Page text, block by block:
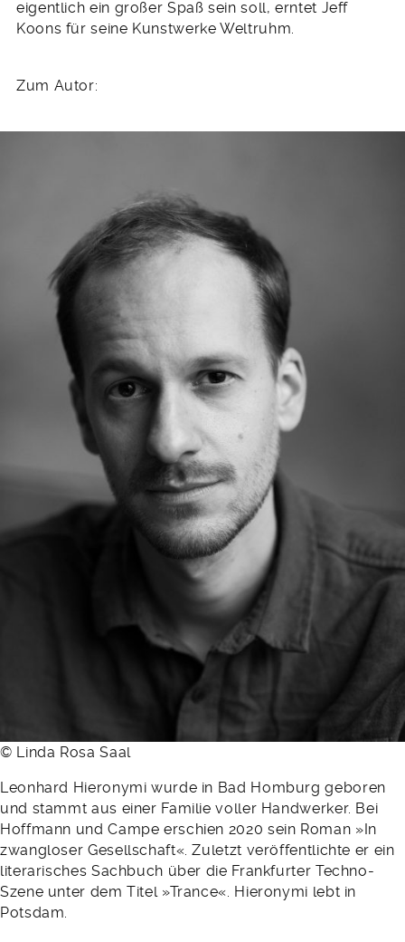
eigentlich ein großer Spaß sein soll, erntet Jeff
Koons für seine Kunstwerke Weltruhm.
Zum Autor:
© Linda Rosa Saal
Leonhard Hieronymi wurde in Bad Homburg geboren
und stammt aus einer Familie voller Handwerker. Bei
Hoffmann und Campe erschien 2020 sein Roman »In
zwangloser Gesellschaft«. Zuletzt veröffentlichte er ein
literarisches Sachbuch über die Frankfurter Techno-
Szene unter dem Titel »Trance«. Hieronymi lebt in
Potsdam.